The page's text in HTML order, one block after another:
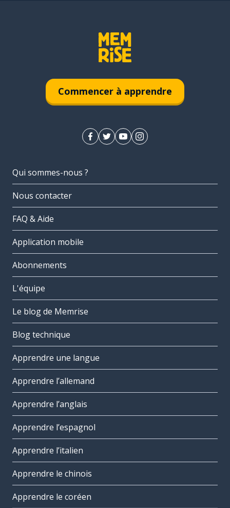
Commencer à apprendre
Qui sommes-nous ?
Nous contacter
FAQ & Aide
Application mobile
Abonnements
L'équipe
Le blog de Memrise
Blog technique
Apprendre une langue
Apprendre l’allemand
Apprendre l’anglais
Apprendre l’espagnol
Apprendre l’italien
Apprendre le chinois
Apprendre le coréen